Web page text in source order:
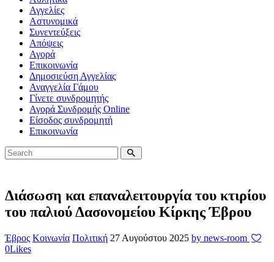
Αγγελίες
Αστυνομικά
Συνεντεύξεις
Απόψεις
Αγορά
Επικοινωνία
Δημοσιεύση Αγγελίας
Αναγγελία Γάμου
Γίνετε συνδρομητής
Αγορά Συνδρομής Online
Είσοδος συνδρομητή
Επικοινωνία
Διάσωση και επαναλειτουργία του κτιρίου
του παλιού Δασονομείου Κίρκης Έβρου
Έβρος Κοινωνία Πολιτική 27 Αυγούστου 2025 by news-room
0Likes